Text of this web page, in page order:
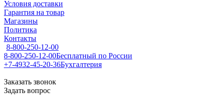
Условия доставки
Гарантия на товар
Магазины
Политика
Контакты
8-800-250-12-00
8-800-250-12-00Бесплатный по России
+7-4932-45-20-36Бухгалтерия
Заказать звонок
Задать вопрос